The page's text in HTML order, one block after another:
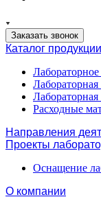
Заказать звонок
Каталог продукции
Лабораторная
Лабораторная
Расходные
Направления
Проекты
Оснащение
О компании